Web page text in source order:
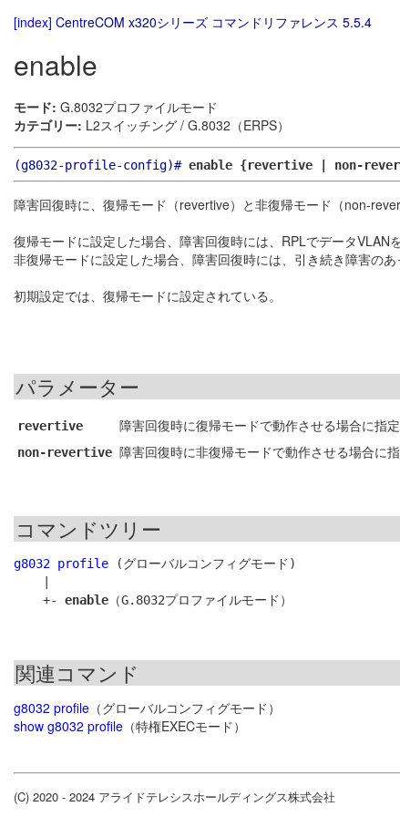
[index] CentreCOM x320シリーズ コマンドリファレンス 5.5.4
enable
モード: G.8032プロファイルモード
カテゴリー: L2スイッチング / G.8032（ERPS）
(g8032-profile-config)# enable {revertive | non-
障害回復時に、復帰モード（revertive）と非復帰モード（non-
復帰モードに設定した場合、障害回復時には、RPLでデータVLAN
非復帰モードに設定した場合、障害回復時には、引き続き障害の
初期設定では、復帰モードに設定されている。
パラメーター
revertive 障害回復時に復帰モードで動作させる場合に指
non-revertive 障害回復時に非復帰モードで動作させる場合に
コマンドツリー
g8032 profile (グローバルコンフィグモード)
    +-
enable
関連コマンド
g8032 profile （グローバルコンフィグモード）
show g8032 profile （特権EXECモード）
(C) 2020 - 2024 アライドテレシスホールディングス株式会社